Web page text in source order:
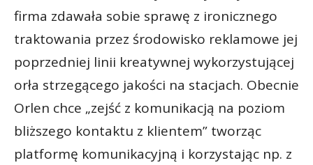
firma zdawała sobie sprawę z ironicznego
traktowania przez środowisko reklamowe jej
poprzedniej linii kreatywnej wykorzystującej
orła strzegącego jakości na stacjach. Obecnie
Orlen chce „zejść z komunikacją na poziom
bliższego kontaktu z klientem” tworząc
platformę komunikacyjną i korzystając np. z